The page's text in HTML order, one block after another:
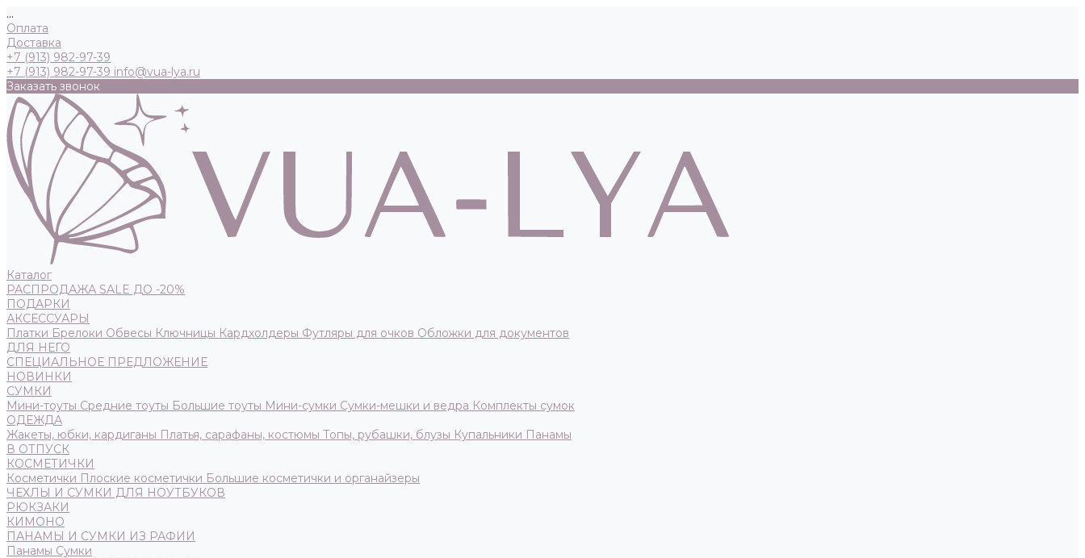
...
Оплата
Доставка
+7 (913) 982-97-39
+7 (913) 982-97-39 info@vua-lya.ru
Заказать звонок
Каталог
РАСПРОДАЖА SALE ДО -20%
ПОДАРКИ
АКСЕССУАРЫ
Платки Брелоки Обвесы Ключницы Кардхолдеры Футляры для очков Обложки для документов
ДЛЯ НЕГО
СПЕЦИАЛЬНОЕ ПРЕДЛОЖЕНИЕ
НОВИНКИ
СУМКИ
Мини-тоуты Средние тоуты Большие тоуты Мини-сумки Сумки-мешки и ведра Комплекты сумок
ОДЕЖДА
Жакеты, юбки, кардиганы Платья, сарафаны, костюмы Топы, рубашки, блузы Купальники Панамы
В ОТПУСК
КОСМЕТИЧКИ
Косметички Плоские косметички Большие косметички и органайзеры
ЧЕХЛЫ И СУМКИ ДЛЯ НОУТБУКОВ
РЮКЗАКИ
КИМОНО
ПАНАМЫ И СУМКИ ИЗ РАФИИ
Панамы Сумки